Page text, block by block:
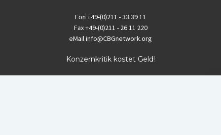
Fon +49-(0)211 - 33 39 11
Fax+49-(0)211 - 26 11 220
eMailinfo@CBGnetwork.org
Konzernkritik kostet Geld!
EthikBank